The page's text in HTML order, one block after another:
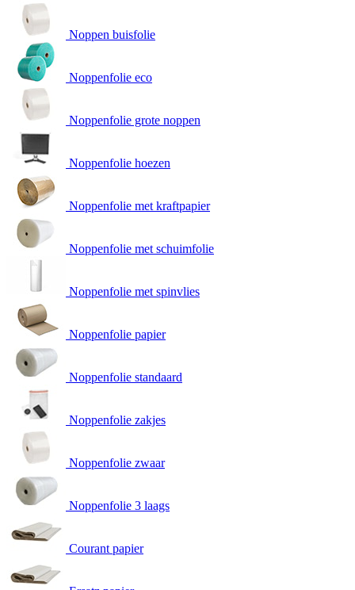
Noppen buisfolie
Noppenfolie eco
Noppenfolie grote noppen
Noppenfolie hoezen
Noppenfolie met kraftpapier
Noppenfolie met schuimfolie
Noppenfolie met spinvlies
Noppenfolie papier
Noppenfolie standaard
Noppenfolie zakjes
Noppenfolie zwaar
Noppenfolie 3 laags
Courant papier